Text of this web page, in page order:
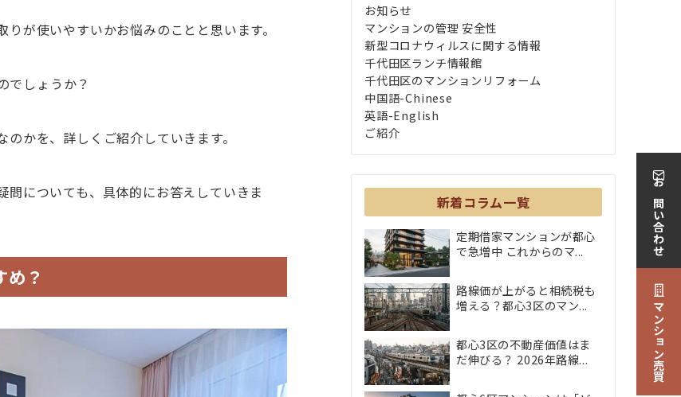
が使いやすいかお悩みのことと思います。
でしょうか？
かを、詳しくご紹介していきます。
についても、具体的にお答えしていきま
？
お知らせ
マンションの管理 安全性
新型コロナウィルスに関する情報
千代田区ランチ情報館
千代田区のマンションリフォーム
中国語-Chinese
英語-English
ご紹介
新着コラム一覧
定期借家マンションが都心
で急増中 これからのマ...
路線価が上がると相続税も
増える？都心3区のマン...
都心3区の不動産価値はま
だ伸びる？ 2026年路線...
お問い合わせ
マンション売買